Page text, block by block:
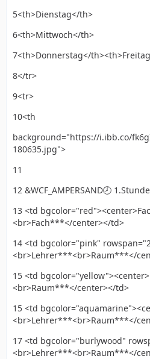
5<th>Dienstag</th>
6<th>Mittwoch</th>
7<th>Donnerstag</
8</tr>
9<tr>
10<th
background="https://i.ibb.co/
180635.jpg">
11
12 &WCF_AMPERSAND🕗
13 <td
<br>Fach***</center></td>
14 <td bgcolor="pink"
<br>Lehrer***<br>Raum***</
15 <td
<br>Raum***</center></td>
15 <td
<br>Lehrer***<br>Raum***</
17 <td bgcolor="burlywood"
<br>Lehrer***<br>Raum***</